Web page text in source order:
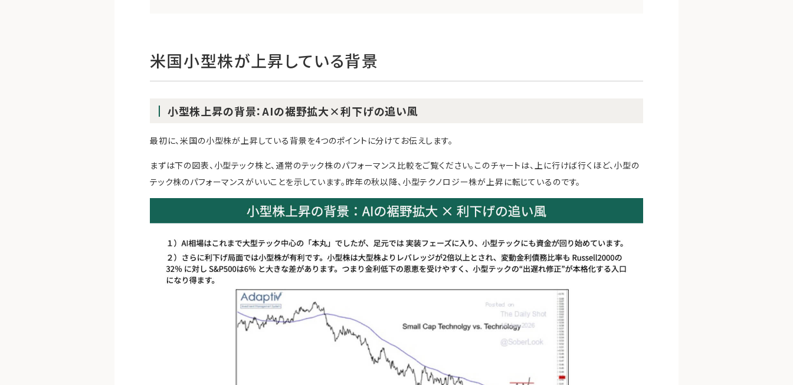
米国小型株が上昇している背景
小型株上昇の背景：AIの裾野拡大×利下げの追い風
最初に、米国の小型株が上昇している背景を4つのポイントに分けてお伝えします。
まずは下の図表、小型テック株と、通常のテック株のパフォーマンス比較をご覧ください。このチャートは、上に行けば行くほど、小型の
テック株のパフォーマンスがいいことを示しています。昨年の秋以降、小型テクノロジー株が上昇に転じているのです。